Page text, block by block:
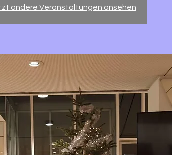
andere Veranstaltungen ansehen